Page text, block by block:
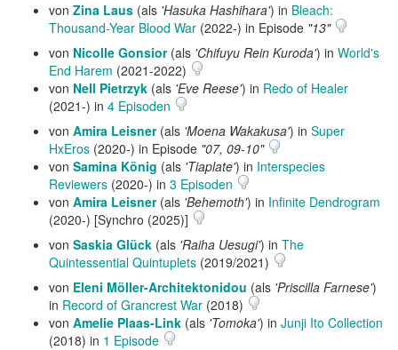
von Zina Laus (als 'Hasuka Hashihara') in Bleach:
Thousand-Year Blood War (2022-) in Episode "13"
von Nicolle Gonsior(als 'Chifuyu Rein Kuroda') in World's
End Harem (2021-2022)
von Nell Pietrzyk (als 'Eve Reese') in Redo of Healer
(2021-) in 4 Episoden
von Amira Leisner(als 'Moena Wakakusa') in Super
HxEros (2020-) in Episode "07, 09-10"
von Samina König (als 'Tiaplate') in Interspecies
Reviewers (2020-) in 3 Episoden
von Amira Leisner(als 'Behemoth') in Infinite Dendrogram
(2020-) [Synchro (2025)]
von Saskia Glück (als 'Raiha Uesugi') in The
Quintessential Quintuplets (2019/2021)
von Eleni Möller-Architektonidou (als 'Priscilla Farnese')
in Record of Grancrest War (2018)
von Amelie Plaas-Link (als 'Tomoka') in Junji Ito Collection
(2018) in 1 Episode